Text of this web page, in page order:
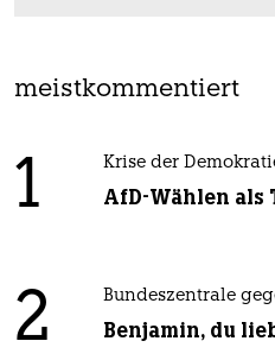
meistkommentiert
1 Krise der
AfD-Wählen als
2 Bundeszentrale
Benjamin, du